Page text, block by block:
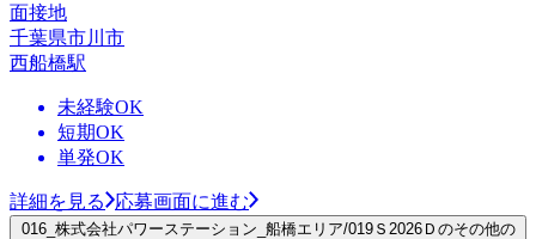
面接地
千葉県市川市
西船橋駅
未経験OK
短期OK
単発OK
詳細を見る 応募画面に進む
016_株式会社パワーステーション_船橋エリア/019Ｓ2026Ｄのその他の